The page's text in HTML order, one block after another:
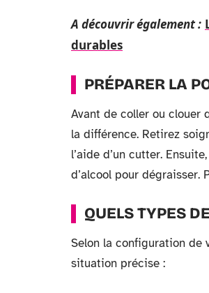
A découvrir également :
durables
PRÉPARER LA
Avant de coller ou clouer
la différence. Retirez
l’aide d’un cutter.
d’alcool pour dégraisser.
QUELS TYPES
Selon la configuration de
situation précise :